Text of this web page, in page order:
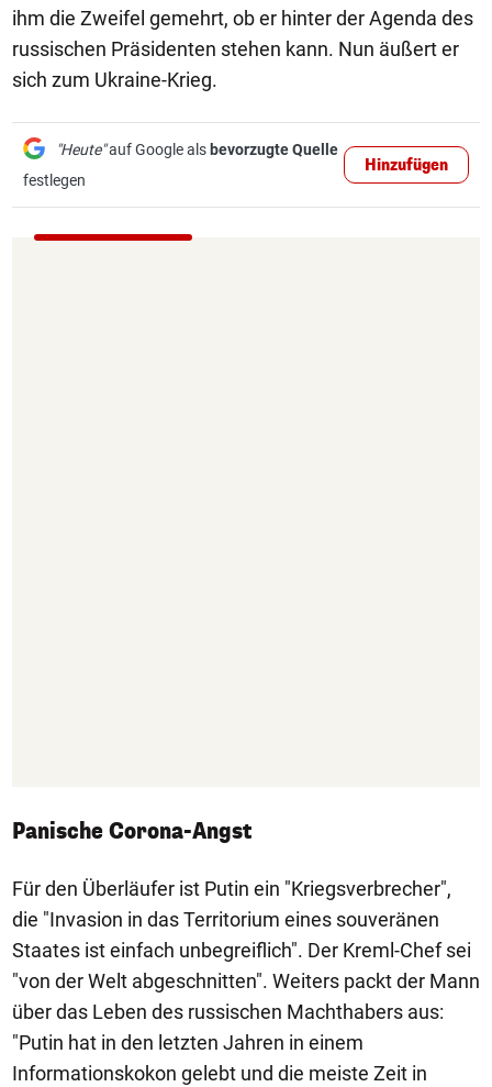
ihm die Zweifel gemehrt, ob er hinter der Agenda des
russischen Präsidenten stehen kann. Nun äußert er
sich zum Ukraine-Krieg.
"Heute"auf Google als bevorzugte Quelle
festlegen
Hinzufügen
Panische Corona-Angst
Für den Überläufer ist Putin ein "Kriegsverbrecher",
die "Invasion in das Territorium eines souveränen
Staates ist einfach unbegreiflich". Der Kreml-Chef sei
"von der Welt abgeschnitten". Weiters packt der Mann
über das Leben des russischen Machthabers aus:
"Putin hat in den letzten Jahren in einem
Informationskokon gelebt und die meiste Zeit in